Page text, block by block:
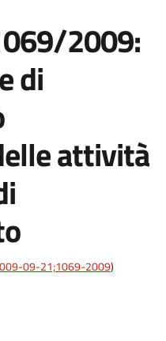
2009:
di
attività
09-21;1069-2009)